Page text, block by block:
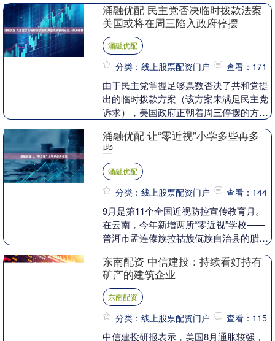
源于....
涌融优配 民主党否决临时拨款法案
美国或将在周三陷入政府停摆
涌融优配
分类：线上股票配资门户 查看：171
由于民主党掌握足够票数否决了共和党提
出的临时拨款方案（该方案未满足民主党
诉求），美国政府正朝着周三停摆的方向
止日期到来前的最....
涌融优配 让“零近视”小学多些再多
些
涌融优配
分类：线上股票配资门户 查看：144
9月是第11个全国近视防控宣传教育月。
在云南，今年新增两所“零近视”学校——
普洱市孟连傣族拉祜族佤族自治县的腊福
无一近视，....
东南配资 中信建投：持续看好持有
矿产的建筑企业
东南配资
分类：线上股票配资门户 查看：115
中信建投研报表示，美国8月通胀较强，